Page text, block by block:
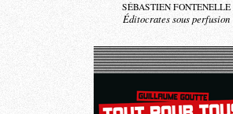
SÉBASTIEN FONTENELLE
Éditocrates sous perfusion